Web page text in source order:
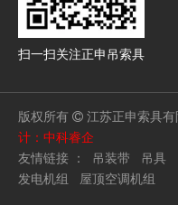
扫一扫 关注正申吊索具
版权所有  江苏正申索具
计：中科睿企
友情链接 ： 吊装带
吊具
发电机组
屋顶空调机组